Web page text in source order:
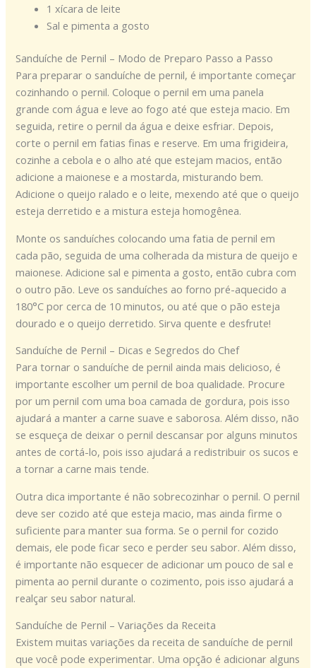
1 xícara de leite
Sal e pimenta a gosto
Sanduíche de Pernil – Modo de Preparo Passo a Passo
Para preparar o sanduíche de pernil, é importante começar
cozinhando o pernil. Coloque o pernil em uma panela
grande com água e leve ao fogo até que esteja macio. Em
seguida, retire o pernil da água e deixe esfriar. Depois,
corte o pernil em fatias finas e reserve. Em uma frigideira,
cozinhe a cebola e o alho até que estejam macios, então
adicione a maionese e a mostarda, misturando bem.
Adicione o queijo ralado e o leite, mexendo até que o queijo
esteja derretido e a mistura esteja homogênea.
Monte os sanduíches colocando uma fatia de pernil em
cada pão, seguida de uma colherada da mistura de queijo e
maionese. Adicione sal e pimenta a gosto, então cubra com
o outro pão. Leve os sanduíches ao forno pré-aquecido a
180°C por cerca de 10 minutos, ou até que o pão esteja
dourado e o queijo derretido. Sirva quente e desfrute!
Sanduíche de Pernil – Dicas e Segredos do Chef
Para tornar o sanduíche de pernil ainda mais delicioso, é
importante escolher um pernil de boa qualidade. Procure
por um pernil com uma boa camada de gordura, pois isso
ajudará a manter a carne suave e saborosa. Além disso, não
se esqueça de deixar o pernil descansar por alguns minutos
antes de cortá-lo, pois isso ajudará a redistribuir os sucos e
a tornar a carne mais tende.
Outra dica importante é não sobrecozinhar o pernil. O pernil
deve ser cozido até que esteja macio, mas ainda firme o
suficiente para manter sua forma. Se o pernil for cozido
demais, ele pode ficar seco e perder seu sabor. Além disso,
é importante não esquecer de adicionar um pouco de sal e
pimenta ao pernil durante o cozimento, pois isso ajudará a
realçar seu sabor natural.
Sanduíche de Pernil – Variações da Receita
Existem muitas variações da receita de sanduíche de pernil
que você pode experimentar. Uma opção é adicionar alguns